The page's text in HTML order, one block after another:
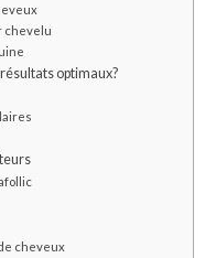
chevelu
optimaux?
cheveux